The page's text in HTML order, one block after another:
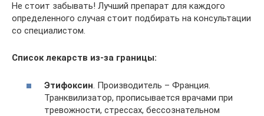
Не стоит забывать! Лучший препарат для каждого
определенного случая стоит подбирать на консультации
со специалистом.
Список лекарств из-за границы:
Этифоксин. Производитель – Франция.
Транквилизатор, прописывается врачами при
тревожности, стрессах, бессознательном